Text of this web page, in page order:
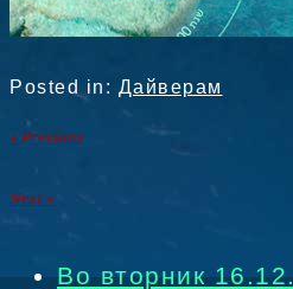
Posted in: Дайверам
« Previous
Next »
Во вторник